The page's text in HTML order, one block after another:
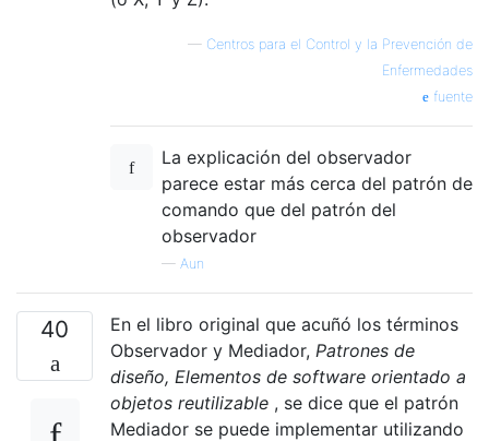
— Centros para el Control y la Prevención de
Enfermedades
fuente
La explicación del observador
parece estar más cerca del patrón de
comando que del patrón del
observador
— Aun
40
En el libro original que acuñó los términos
Observador y Mediador, Patrones de
diseño, Elementos de software orientado a
objetos reutilizable , se dice que el patrón
Mediador se puede implementar utilizando